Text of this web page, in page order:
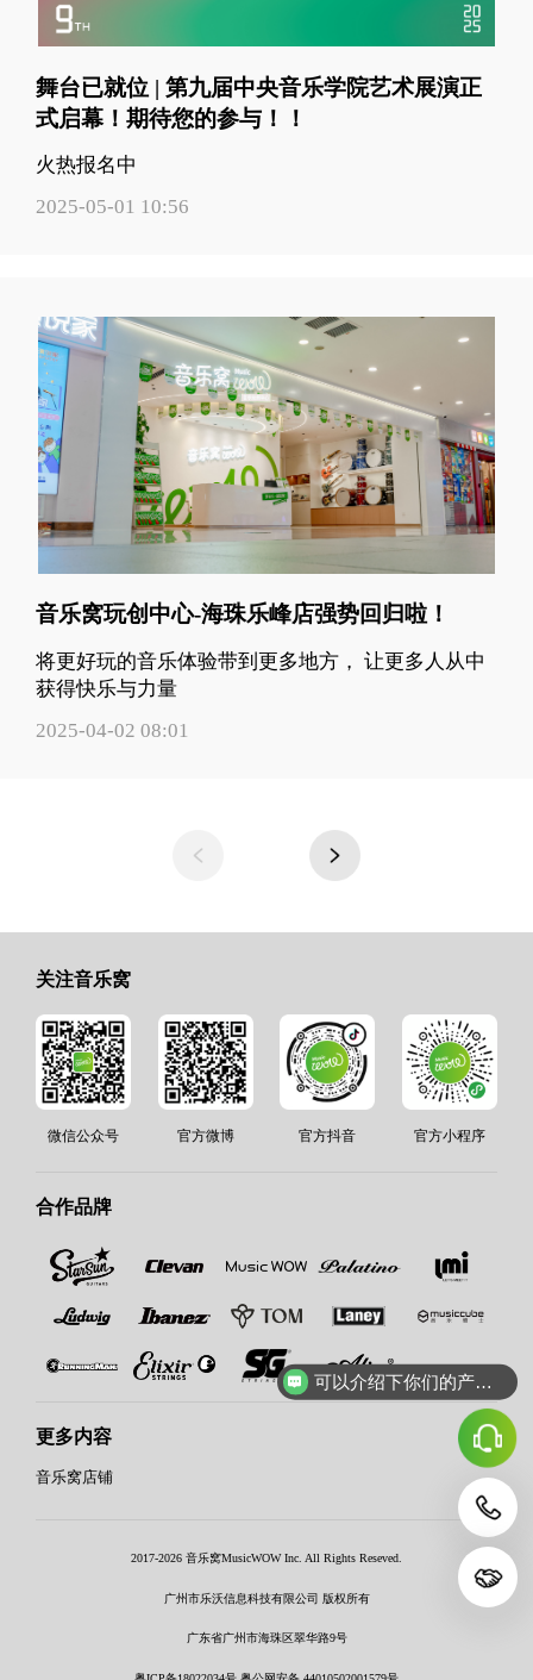
舞台已就位 | 第九届中央音乐学院艺术展演正
式启幕！期待您的参与！！
火热报名中
2025-05-01 10:56
音乐窝玩创中心-海珠乐峰店强势回归啦！
将更好玩的音乐体验带到更多地方， 让更多人从中
获得快乐与力量
2025-04-02 08:01
关注音乐窝
微信公众号 官方微博 官方抖音 官方小程序
合作品牌
更多内容
音乐窝店铺
2017-2026 音乐窝MusicWOW Inc. All Rights Reseved.
广州市乐沃信息科技有限公司 版权所有
广东省广州市海珠区翠华路9号
可以介绍下你们的产品么？